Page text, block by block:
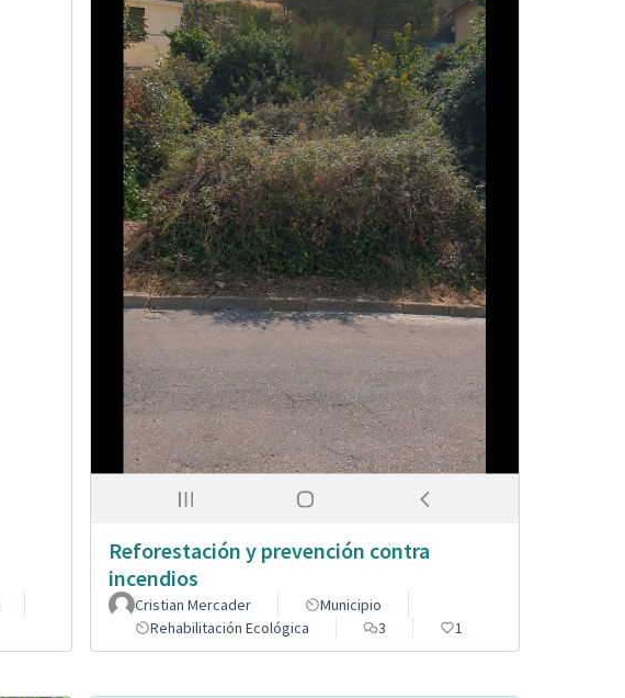
Reforestación y prevención contra
incendios
Cristian Mercader
Municipio
Rehabilitación Ecológica
3 1